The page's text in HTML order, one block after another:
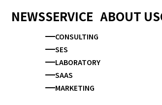
NEWSSERVICE
CONSULTING
SES
LABORATORY
SAAS
MARKETING
ABOUT US